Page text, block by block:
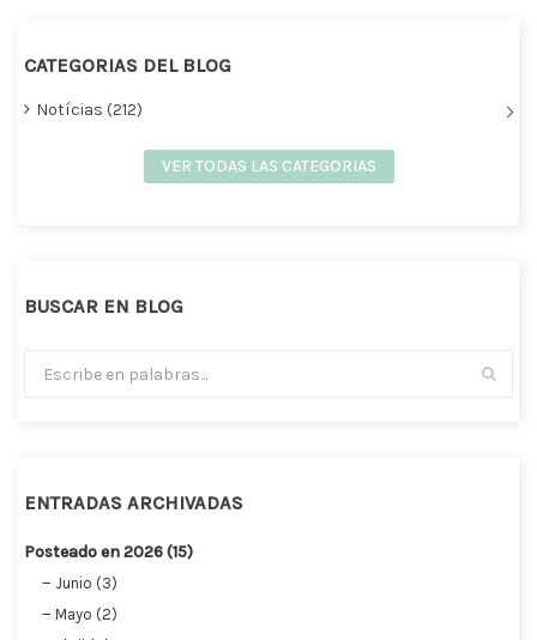
CATEGORIAS DEL BLOG
Notícias (212)
VER TODAS LAS CATEGORIAS
BUSCAR EN BLOG
ENTRADAS ARCHIVADAS
Posteado en 2026 (15)
Junio (3)
Mayo (2)